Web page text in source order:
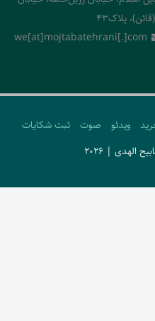
پلاک43
we[at]mojtabatehrani[.]com
ویدئو صوت
ثبت شکایات
| 2026